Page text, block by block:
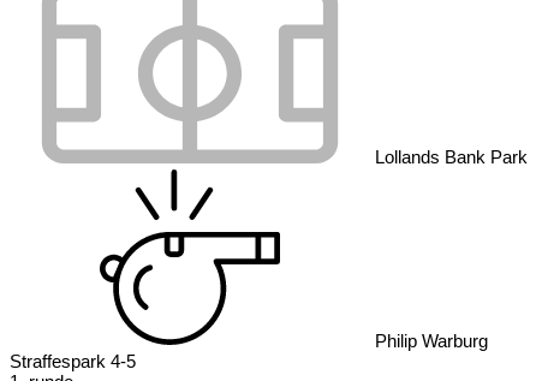
Lollands Bank Park
Philip Warburg
Straffespark 4-5